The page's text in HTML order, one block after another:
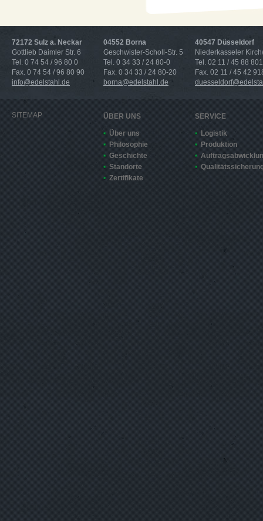
72172 Sulz a. Neckar
Gottlieb Daimler Str. 6
Tel. 0 74 54 / 96 80 0
Fax. 0 74 54 / 96 80 90
info@edelstahl.de
04552 Borna
Geschwister-Scholl-Str. 5
Tel. 0 34 33 / 24 80-0
Fax. 0 34 33 / 24 80-20
borna@edelstahl.de
40547 Düsseldorf
Niederkasseler
Tel. 02 11 / 45 88 801
Fax. 02 11 / 45 42
SITEMAP ÜBER UNS
Über uns
Philosophie
Geschichte
Standorte
Zertifikate
SERVICE
Logistik
Produktion